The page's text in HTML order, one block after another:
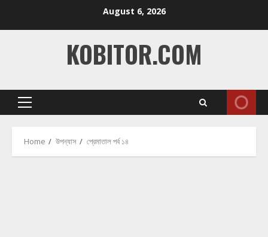
August 6, 2026
KOBITOR.COM
Primary
Home উপন্যাস প্রেমাতাল পর্ব ১৪